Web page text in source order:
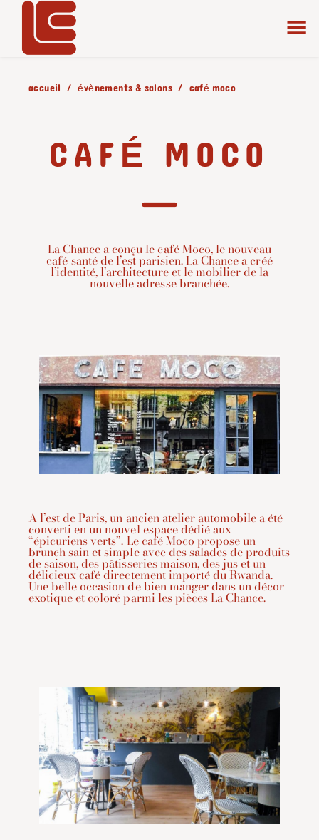
accueil évènements & salons café moco
CAFÉ MOCO
La Chance a conçu le café Moco, le nouveau
café santé de l’est parisien. La Chance a créé
l’identité, l’architecture et le mobilier de la
nouvelle adresse branchée.
A l’est de Paris, un ancien atelier automobile a été
converti en un nouvel espace dédié aux
“épicuriens verts”. Le café Moco propose un
brunch sain et simple avec des salades de produits
de saison, des pâtisseries maison, des jus et un
délicieux café directement importé du Rwanda.
Une belle occasion de bien manger dans un décor
exotique et coloré parmi les pièces La Chance.